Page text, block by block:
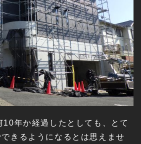
10年か経過したとしても、とて
きるようになるとは思えませ